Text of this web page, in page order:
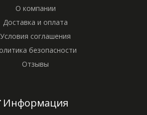
О компании
Доставка и оплата
Условия соглашения
безопасности
Отзывы
Информация